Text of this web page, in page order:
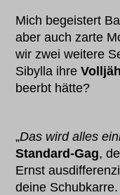
Mich begeistert
aber auch zarte
wir zwei weitere
Sibylla ihre
beerbt hätte?
„Das wird alles
Standard-Gag,
Ernst
deine Schubkarre.